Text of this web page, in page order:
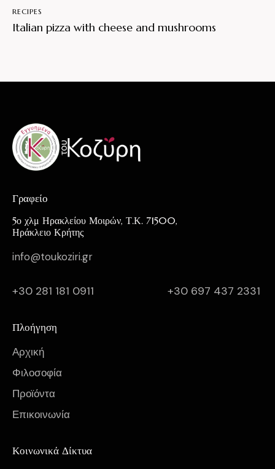
RECIPES
Italian pizza with cheese and mushrooms
Γραφείο
5ο χλμ Ηρακλείου Μοιρών, Τ.Κ. 71500,
Ηράκλειο Κρήτης
info@toukoziri.gr
+30 281 181 0911 +30 697 437 2331
Πλοήγηση
Αρχική
Φιλοσοφία
Προϊόντα
Επικοινωνία
Κοινωνικά Δίκτυα